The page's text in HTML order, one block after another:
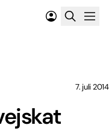
7. juli 2014